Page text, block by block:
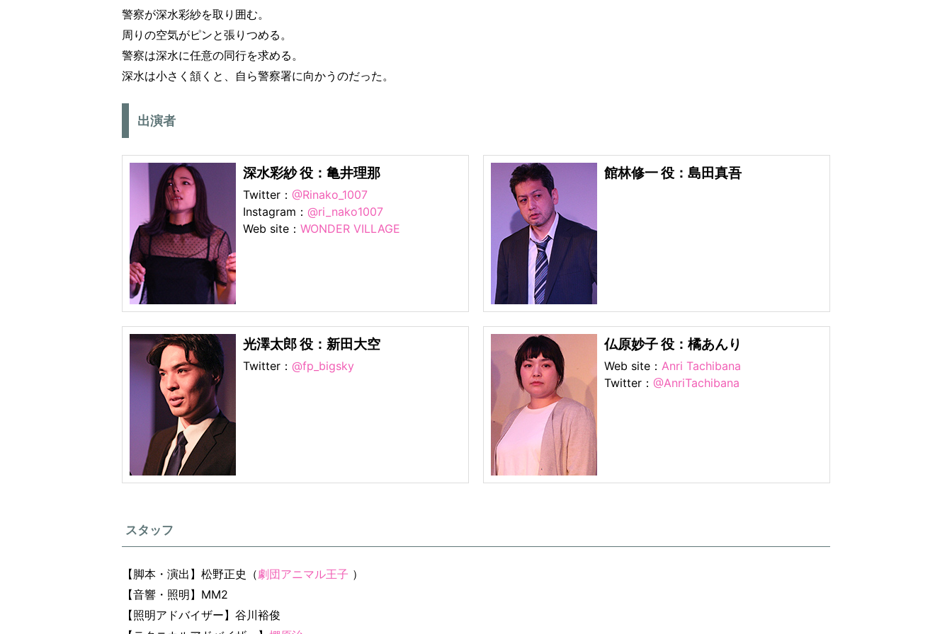
警察が深水彩紗を取り囲む。
周りの空気がピンと張りつめる。
警察は深水に任意の同行を求める。
深水は小さく頷くと、自ら警察署に向かうのだった。
出演者
深水彩紗 役：亀井理那
Twitter： @Rinako_1007
Instagram： @ri_nako1007
Web site： WONDER VILLAGE
館林修一 役：島田真吾
光澤太郎 役：新田大空
Twitter： @fp_bigsky
仏原妙子 役：橘あんり
Web site： Anri Tachibana
Twitter： @AnriTachibana
スタッフ
【脚本・演出】松野正史（劇団アニマル王子 ）
【音響・照明】MM2
【照明アドバイザー】谷川裕俊